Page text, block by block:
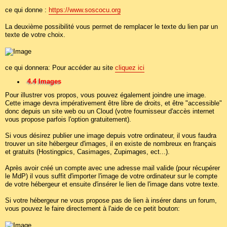
ce qui donne : https://www.soscocu.org
La deuxième possibilité vous permet de remplacer le texte du lien par un
texte de votre choix.
ce qui donnera: Pour accéder au site cliquez ici
4.4 Images
Pour illustrer vos propos, vous pouvez également joindre une image.
Cette image devra impérativement être libre de droits, et être "accessible"
donc depuis un site web ou un Cloud (votre fournisseur d'accès internet
vous propose parfois l'option gratuitement).
Si vous désirez publier une image depuis votre ordinateur, il vous faudra
trouver un site hébergeur d'images, il en existe de nombreux en français
et gratuits (Hostingpics, Casimages, Zupimages, ect...).
Après avoir créé un compte avec une adresse mail valide (pour récupérer
le MdP) il vous suffit d'importer l'image de votre ordinateur sur le compte
de votre hébergeur et ensuite d'insérer le lien de l'image dans votre texte.
Si votre hébergeur ne vous propose pas de lien à insérer dans un forum,
vous pouvez le faire directement à l'aide de ce petit bouton: